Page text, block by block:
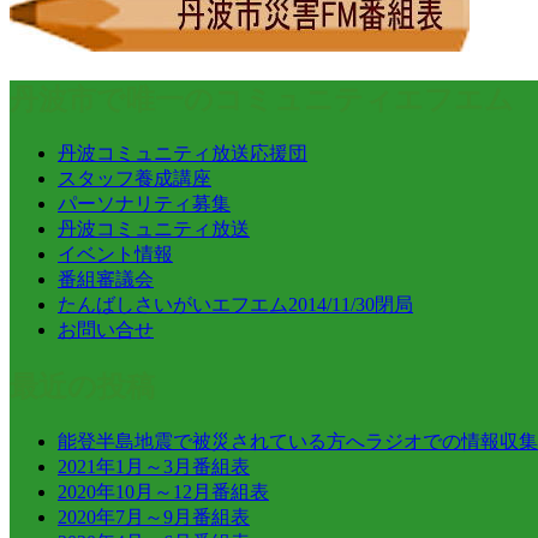
丹波コミュニティ放送応援団
スタッフ養成講座
パーソナリティ募集
丹波コミュニティ放送
イベント情報
番組審議会
たんばしさいがいエフエム2014/11/30閉局
お問い合せ
能登半島地震で被災されている方へラジオでの情報収
2021年1月～3月番組表
2020年10月～12月番組表
2020年7月～9月番組表